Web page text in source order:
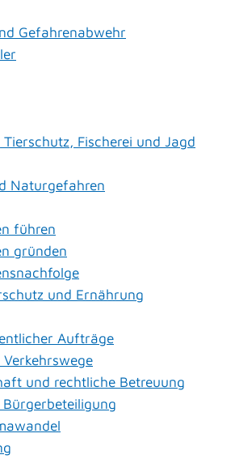
Gefahrenabwehr
Fischerei und Jagd
Naturgefahren
führen
gründen
und Ernährung
Aufträge
und rechtliche Betreuung